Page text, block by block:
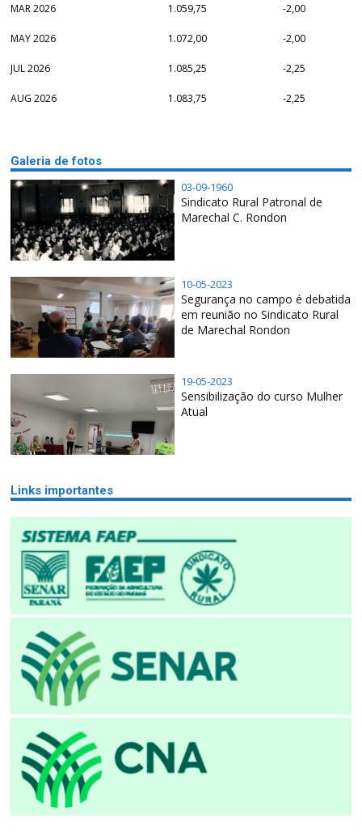
MAR 2026
1.059,75 -2,00
MAY 2026 1.072,00 -2,00
JUL 2026 1.085,25 -2,25
AUG 2026 1.083,75 -2,25
Galeria de fotos
03-09-1960
Sindicato Rural Patronal de
Marechal C. Rondon
10-05-2023
Segurança no campo é debatida
em reunião no Sindicato Rural
de Marechal Rondon
19-05-2023
Sensibilização do curso Mulher
Atual
Links importantes